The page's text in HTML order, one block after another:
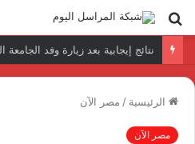
بحث
عن
الرئيسية / مصر الآن
مصر الآن